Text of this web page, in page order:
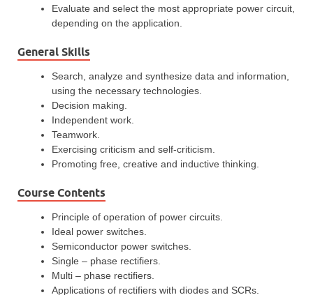
Evaluate and select the most appropriate power circuit,
depending on the application.
General Skills
Search, analyze and synthesize data and information,
using the necessary technologies.
Decision making.
Independent work.
Teamwork.
Exercising criticism and self-criticism.
Promoting free, creative and inductive thinking.
Course Contents
Principle of operation of power circuits.
Ideal power switches.
Semiconductor power switches.
Single – phase rectifiers.
Multi – phase rectifiers.
Applications of rectifiers with diodes and SCRs.